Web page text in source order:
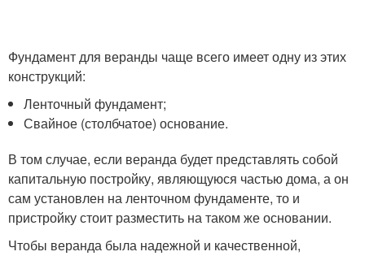
Фундамент для веранды чаще всего имеет одну из этих
конструкций:
Ленточный фундамент;
Свайное (столбчатое) основание.
В том случае, если веранда будет представлять собой
капитальную постройку, являющуюся частью дома, а он
сам установлен на ленточном фундаменте, то и
пристройку стоит разместить на таком же основании.
Чтобы веранда была надежной и качественной,